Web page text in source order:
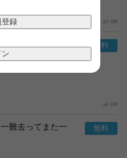
登録
ン
186
153
難去ってまた一